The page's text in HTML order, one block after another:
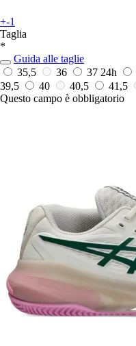
+-1
Taglia
*
Guida alle taglie
35,5
36 37 24h
39,5
40 40,5 41,5
Questo campo è obbligatorio